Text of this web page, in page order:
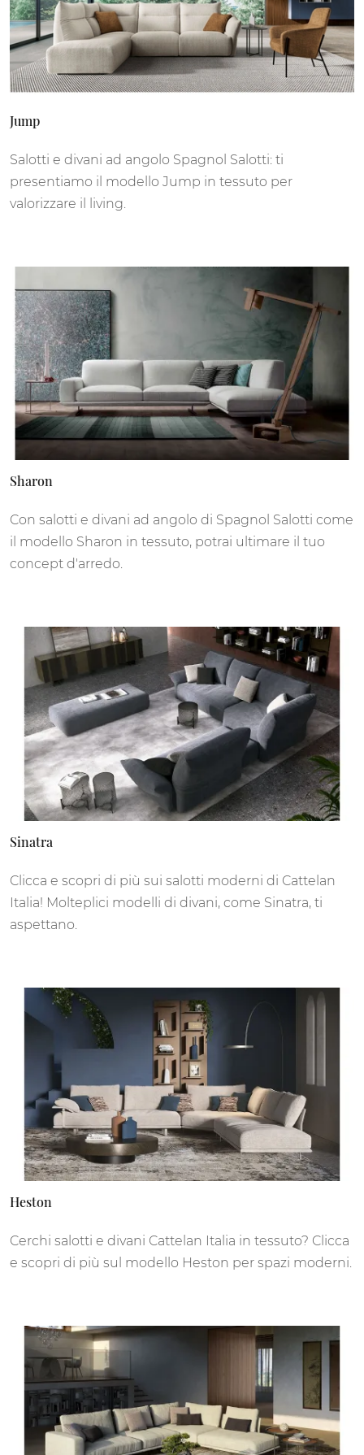
Jump
Salotti e divani ad angolo Spagnol Salotti: ti
presentiamo il modello Jump in tessuto per
valorizzare il living.
Sharon
Con salotti e divani ad angolo di Spagnol Salotti come
il modello Sharon in tessuto, potrai ultimare il tuo
concept d'arredo.
Sinatra
Clicca e scopri di più sui salotti moderni di Cattelan
Italia! Molteplici modelli di divani, come Sinatra, ti
aspettano.
Heston
Cerchi salotti e divani Cattelan Italia in tessuto? Clicca
e scopri di più sul modello Heston per spazi moderni.